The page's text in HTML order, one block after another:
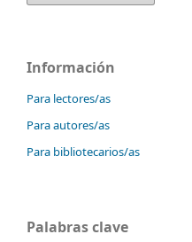
Información
Para lectores/as
Para autores/as
Para bibliotecarios/as
Palabras clave